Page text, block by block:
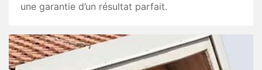
une garantie d’un résultat parfait.